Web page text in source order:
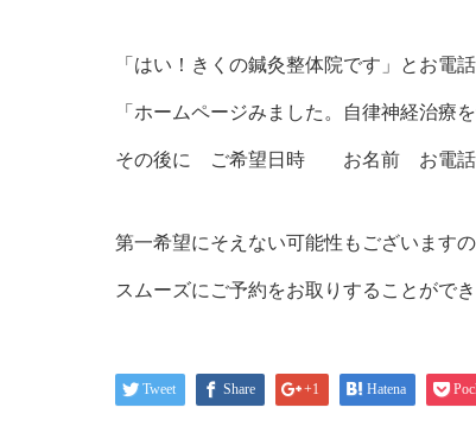
「はい！きくの鍼灸整体院です」とお電
「ホームページみました。自律神経治療
その後に ご希望日時 お名前 お電話番
第一希望にそえない可能性もございます
スムーズにご予約をお取りすることができ
Tweet Share +1 Hatena